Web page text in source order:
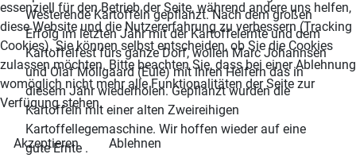
Westerende Kartoffeln gepflanzt. Nach dem großen
Erfolg im letzten Jahr mit der Kartoffelernte und dem
Kartoffelfest fürs ganze Dorf, wollen Marc Johannsen
und Olaf Möllgaard (Eule) mit ihren Helfern das in
diesem Jahr wiederholen. Gepflanzt wurden die
Kartoffeln mit einer alten Zweireihigen
Kartoffellegemaschine. Wir hoffen wieder auf eine
gute Ernte .
essenziell für den Betrieb der Seite, während andere uns helfen,
diese Website und die Nutzererfahrung zu verbessern (Tracking
Cookies). Sie können selbst entscheiden, ob Sie die Cookies
zulassen möchten. Bitte beachten Sie, dass bei einer Ablehnung
womöglich nicht mehr alle Funktionalitäten der Seite zur
Verfügung stehen.
Akzeptieren
Ablehnen